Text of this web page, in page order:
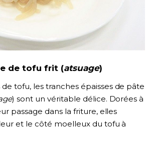
de tofu frit (atsuage)
tofu, les tranches épaisses de pâte
) sont un véritable délice. Dorées à
passage dans la friture, elles
et le côté moelleux du tofu à